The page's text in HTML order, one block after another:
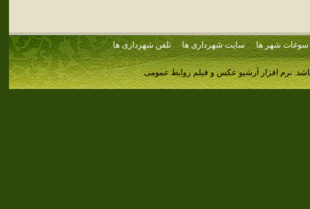
سوغات شهر ها سایت شهرداری ها تلفن شهرداری ها
نرم افزار آرشیو عکس و فیلم روابط عمومی